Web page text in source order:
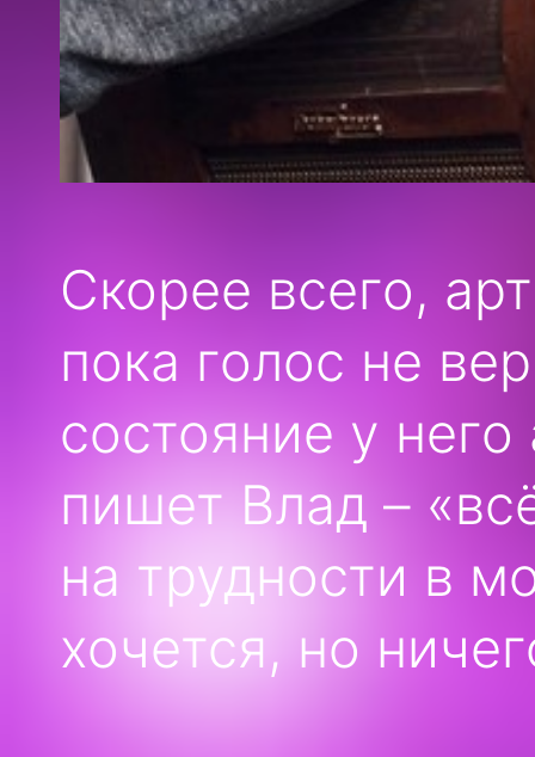
Скорее всего,
пока голос не
состояние у
пишет Влад –
на трудности в
хочется, но